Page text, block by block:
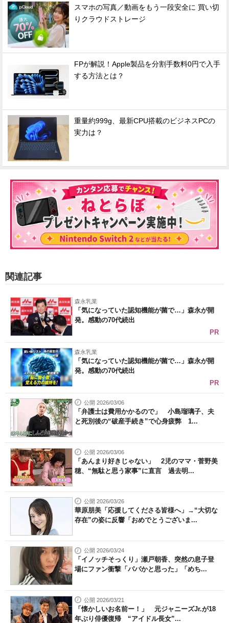
スマホの写真／動画をもう一段安全に 買い切
りクラウドストレージ
FPが解説！Apple製品を分割手数料0円で入手
する方法とは？
重量約999g、最新CPU搭載のビジネスPCの
実力は？
関連記事
森永乳業
「気になっていた認知機能が菌で…」森永が開
発。感動の70代続出
PR
森永乳業
「気になっていた認知機能が菌で…」森永が開
発。感動の70代続出
PR
公開 2026/03/06
「弁護士は費用かかるので」 小島瑠璃子、夫
と死別後の“破産手続き”で心身疲弊 1...
公開 2026/03/06
「あんまり好きじゃない」 2児のママ・菅野美
穂、“無駄と思う家事”に直言 過去明...
公開 2026/03/26
華原朋美「応援してくださる皆様へ」→“大切な
存在”の姿に反響「おめでとうございま...
公開 2026/03/24
「イノッチそっくり」瀬戸朝香、突然の息子登
場にファン衝撃「パパかと思った」「めち...
公開 2026/03/21
「懐かしいお名前ー！」 元ジャニーズJr.が18
年ぶり俳優復帰 “アイドル長女”...